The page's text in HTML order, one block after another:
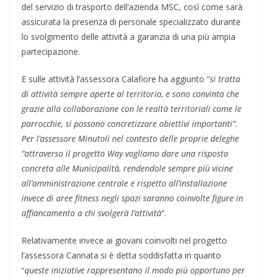
del servizio di trasporto dell’azienda MSC, così come sarà
assicurata la presenza di personale specializzato durante
lo svolgimento delle attività a garanzia di una più ampia
partecipazione.
E sulle attività l’assessora Calafiore ha aggiunto “si tratta
di attività sempre aperte al territorio, e sono convinta che
grazie alla collaborazione con le realtà territoriali come le
parrocchie, si possono concretizzare obiettivi importanti”.
Per l’assessore Minutoli nel contesto delle proprie deleghe
“attraverso il progetto Way vogliamo dare una risposta
concreta alle Municipalità, rendendole sempre più vicine
all’amministrazione centrale e rispetto all’installazione
invece di aree fitness negli spazi saranno coinvolte figure in
affiancamento a chi svolgerà l’attività“.
Relativamente invece ai giovani coinvolti nel progetto
l’assessora Cannata si è detta soddisfatta in quanto
“queste iniziative rappresentano il modo più opportuno per